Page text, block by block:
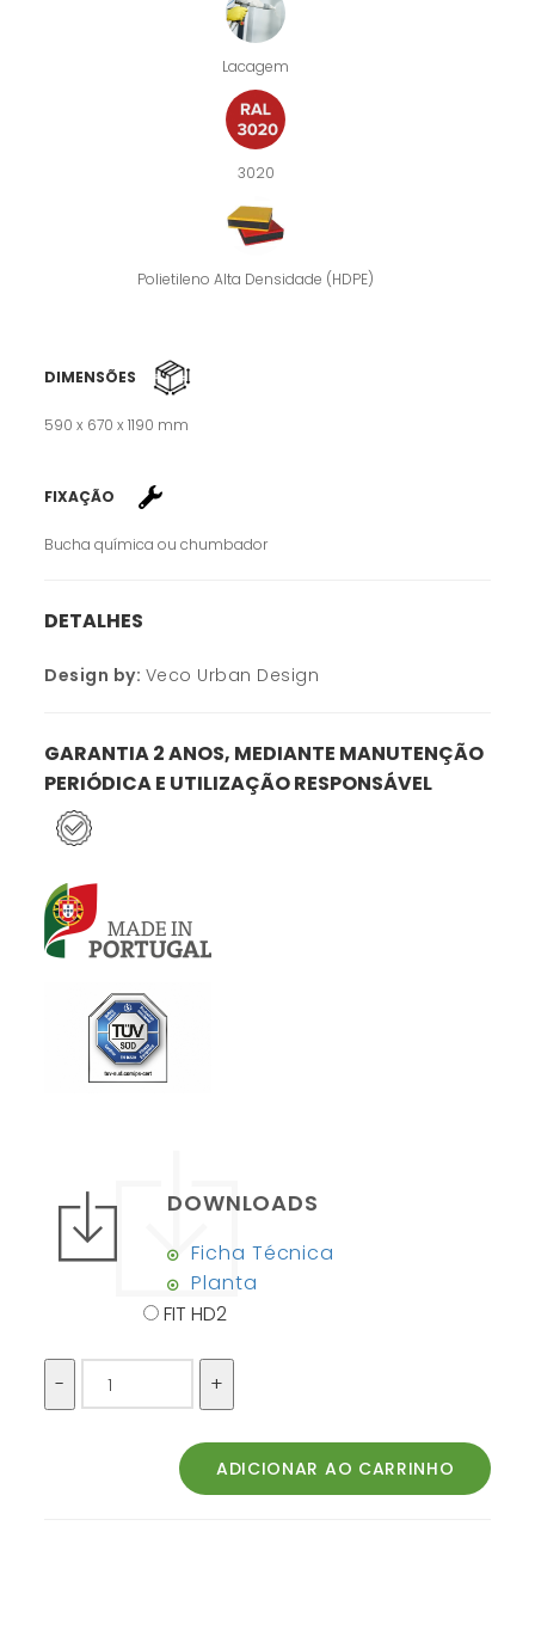
Lacagem
3020
Polietileno Alta Densidade (HDPE)
DIMENSÕES
590 x 670 x 1190 mm
FIXAÇÃO
Bucha química ou chumbador
DETALHES
Design by: Veco Urban Design
GARANTIA 2 ANOS, MEDIANTE MANUTENÇÃO
PERIÓDICA E UTILIZAÇÃO RESPONSÁVEL
DOWNLOADS
Ficha Técnica
Planta
FIT HD2